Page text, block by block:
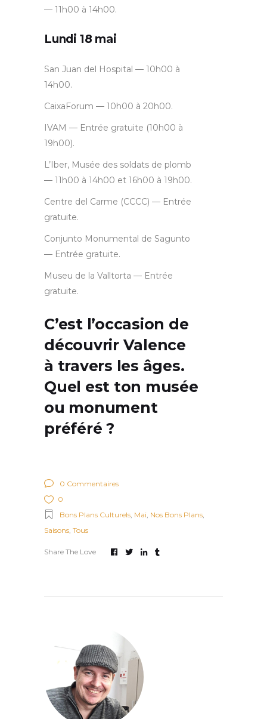
— 11h00 à 14h00.
Lundi 18 mai
San Juan del Hospital — 10h00 à
14h00.
CaixaForum — 10h00 à 20h00.
IVAM — Entrée gratuite (10h00 à
19h00).
L’Iber, Musée des soldats de plomb
— 11h00 à 14h00 et 16h00 à 19h00.
Centre del Carme (CCCC) — Entrée
gratuite.
Conjunto Monumental de Sagunto
— Entrée gratuite.
Museu de la Valltorta — Entrée
gratuite.
C’est l’occasion de
découvrir Valence
à travers les âges.
Quel est ton musée
ou monument
préféré ?
0 Commentaires
0
Bons Plans Culturels Mai Nos Bons Plans
Saisons Tous
Share The Love